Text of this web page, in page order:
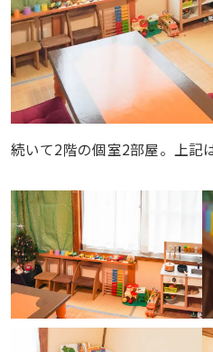
続いて2階の個室2部屋。上記